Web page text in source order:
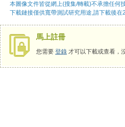
本圖像文件皆從網上(搜集/轉載)不承擔任何
下載鏈接僅供寬帶測試研究用途,請下載後
馬上註冊
您需要 登錄 才可以下載或查看，